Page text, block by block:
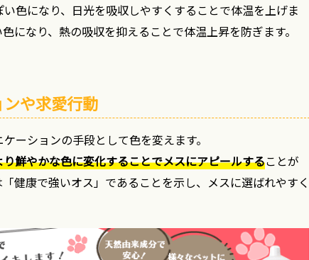
色になり、日光を吸収しやすくすることで体温を上げま
になり、熱の吸収を抑えることで体温上昇を防ぎます。
や求愛行動
ーションの手段として色を変えます。
鮮やかな色に変化することでメスにアピールすることが
健康で強いオス」であることを示し、メスに選ばれやすく